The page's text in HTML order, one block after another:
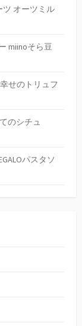
オーツミル
miinoそら豆
せのトリュフ
のシチュ
パスタソ